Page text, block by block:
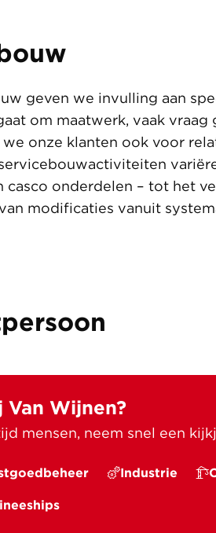
geven we invulling aan
om maatwerk, vaak
we onze klanten ook voor
casco onderdelen – tot het
modificaties vanuit
Wijnen?
mensen, neem snel een
Industrie